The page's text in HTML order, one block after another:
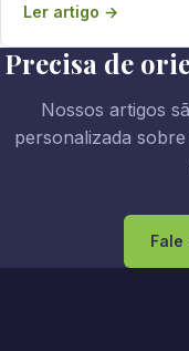
Ler artigo →
Precisa de
Nossos artigos
personalizada
Fale